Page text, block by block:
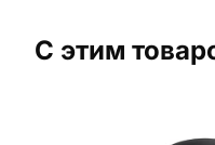
С этим